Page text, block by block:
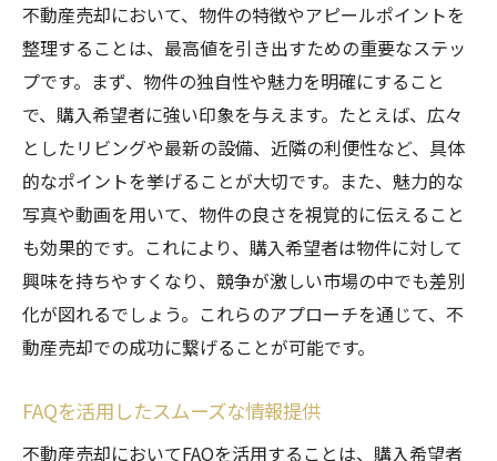
不動産売却において、物件の特徴やアピールポイントを
整理することは、最高値を引き出すための重要なステッ
プです。まず、物件の独自性や魅力を明確にすること
で、購入希望者に強い印象を与えます。たとえば、広々
としたリビングや最新の設備、近隣の利便性など、具体
的なポイントを挙げることが大切です。また、魅力的な
写真や動画を用いて、物件の良さを視覚的に伝えること
も効果的です。これにより、購入希望者は物件に対して
興味を持ちやすくなり、競争が激しい市場の中でも差別
化が図れるでしょう。これらのアプローチを通じて、不
動産売却での成功に繋げることが可能です。
FAQを活用したスムーズな情報提供
不動産売却においてFAQを活用することは、購入希望者